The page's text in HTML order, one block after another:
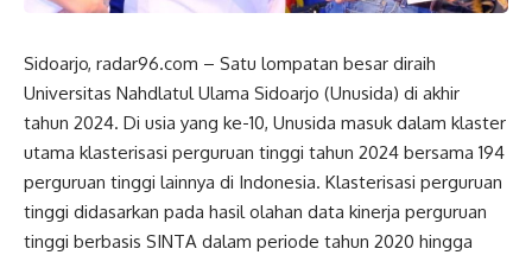
Sidoarjo, radar96.com – Satu lompatan besar diraih
Universitas Nahdlatul Ulama Sidoarjo (Unusida) di akhir
tahun 2024. Di usia yang ke-10, Unusida masuk dalam klaster
utama klasterisasi perguruan tinggi tahun 2024 bersama 194
perguruan tinggi lainnya di Indonesia. Klasterisasi perguruan
tinggi didasarkan pada hasil olahan data kinerja perguruan
tinggi berbasis SINTA dalam periode tahun 2020 hingga